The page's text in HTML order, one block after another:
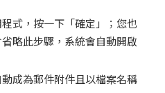
式，按一下「確定」；您也
略此步驟，系統會自動開啟
成為郵件附件且以檔案名稱